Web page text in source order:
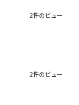
2件のビュー
2件のビュー